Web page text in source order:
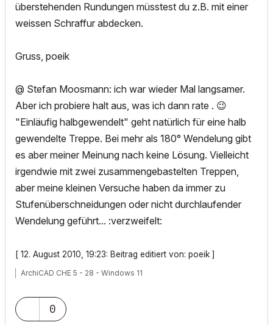
überstehenden Rundungen müsstest du z.B. mit einer
weissen Schraffur abdecken.
Gruss, poeik
@ Stefan Moosmann: ich war wieder Mal langsamer.
Aber ich probiere halt aus, was ich dann rate . 😉
"Einläufig halbgewendelt" geht natürlich für eine halb
gewendelte Treppe. Bei mehr als 180° Wendelung gibt
es aber meiner Meinung nach keine Lösung. Vielleicht
irgendwie mit zwei zusammengebastelten Treppen,
aber meine kleinen Versuche haben da immer zu
Stufenüberschneidungen oder nicht durchlaufender
Wendelung geführt... :verzweifelt:
[ 12. August 2010, 19:23: Beitrag editiert von: poeik ]
ArchiCAD CHE 5 - 28 - Windows 11
0